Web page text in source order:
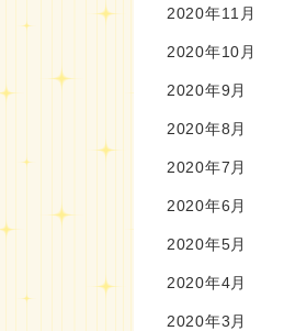
2020年11月
2020年10月
2020年9月
2020年8月
2020年7月
2020年6月
2020年5月
2020年4月
2020年3月